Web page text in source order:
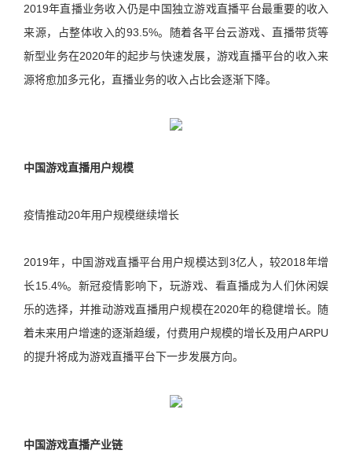
2019年直播业务收入仍是中国独立游戏直播平台最重要的收入
来源，占整体收入的93.5%。随着各平台云游戏、直播带货等
新型业务在2020年的起步与快速发展，游戏直播平台的收入来
源将愈加多元化，直播业务的收入占比会逐渐下降。
中国游戏直播用户规模
疫情推动20年用户规模继续增长
2019年，中国游戏直播平台用户规模达到3亿人，较2018年增
长15.4%。新冠疫情影响下，玩游戏、看直播成为人们休闲娱
乐的选择，并推动游戏直播用户规模在2020年的稳健增长。随
着未来用户增速的逐渐趋缓，付费用户规模的增长及用户ARPU
的提升将成为游戏直播平台下一步发展方向。
中国游戏直播产业链